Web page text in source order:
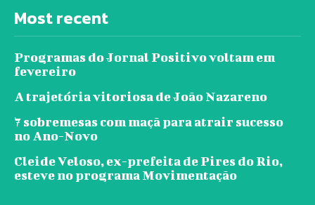
Most recent
Programas do Jornal Positivo voltam em
fevereiro
A trajetória vitoriosa de João Nazareno
7 sobremesas com maçã para atrair sucesso
no Ano-Novo
Cleide Veloso, ex-prefeita de Pires do Rio,
esteve no programa Movimentação